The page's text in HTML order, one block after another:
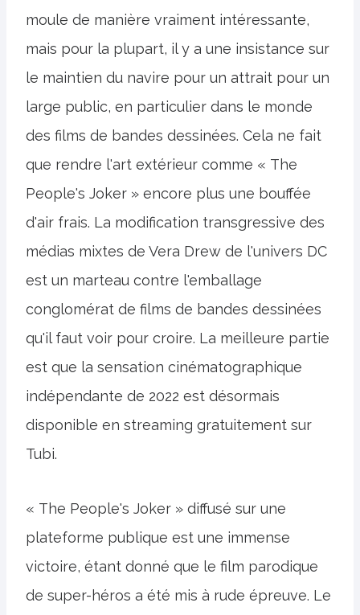
moule de manière vraiment intéressante,
mais pour la plupart, il y a une insistance sur
le maintien du navire pour un attrait pour un
large public, en particulier dans le monde
des films de bandes dessinées. Cela ne fait
que rendre l'art extérieur comme « The
People's Joker » encore plus une bouffée
d'air frais. La modification transgressive des
médias mixtes de Vera Drew de l'univers DC
est un marteau contre l'emballage
conglomérat de films de bandes dessinées
qu'il faut voir pour croire. La meilleure partie
est que la sensation cinématographique
indépendante de 2022 est désormais
disponible en streaming gratuitement sur
Tubi.
« The People's Joker » diffusé sur une
plateforme publique est une immense
victoire, étant donné que le film parodique
de super-héros a été mis à rude épreuve. Le